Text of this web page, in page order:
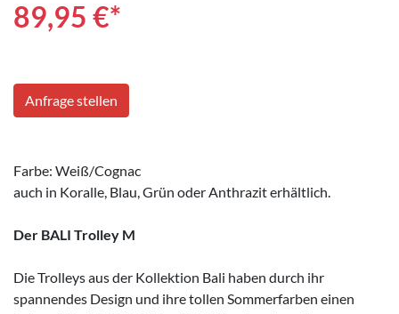
89,95 €*
Anfrage stellen
Farbe: Weiß/Cognac
auch in Koralle, Blau, Grün oder Anthrazit erhältlich.
Der BALI Trolley M
Die Trolleys aus der Kollektion Bali haben durch ihr
spannendes Design und ihre tollen Sommerfarben einen